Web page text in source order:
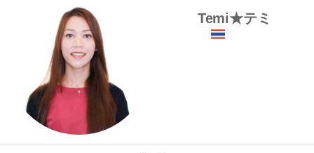
Temi★テミ